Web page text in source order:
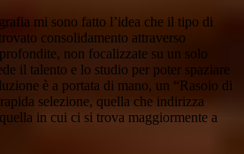
mi sono fatto l’idea che il tipo di
consolidamento attraverso
non focalizzate su un solo
il talento e lo studio per poter spaziare
è a portata di mano, un “Rasoio di
selezione, quella che indirizza
in cui ci si trova maggiormente a